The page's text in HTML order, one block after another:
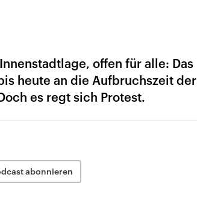
offen für alle:
heute an die Aufbruchszeit
es regt sich Protest.
abonnieren